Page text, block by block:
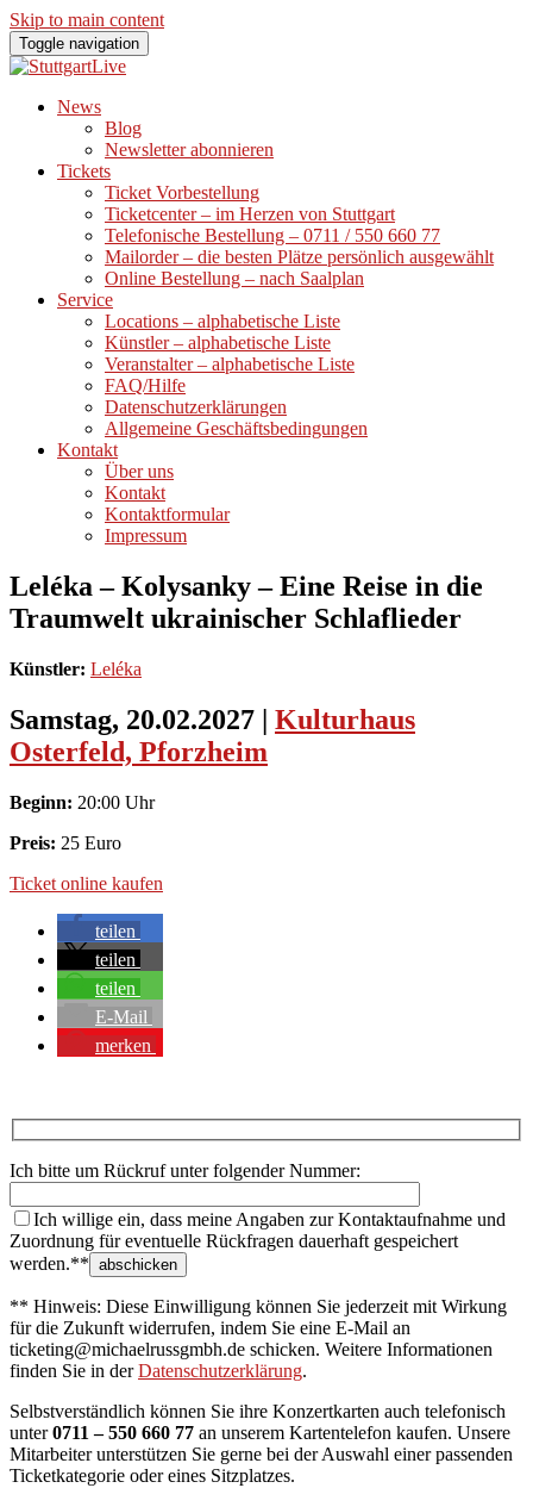
Skip to main content
Toggle navigation
News
Blog
Newsletter abonnieren
Tickets
Ticket Vorbestellung
Ticketcenter – im Herzen von Stuttgart
Telefonische Bestellung – 0711 / 550 660 77
Mailorder – die besten Plätze persönlich ausgewählt
Online Bestellung – nach Saalplan
Service
Locations – alphabetische Liste
Künstler – alphabetische Liste
Veranstalter – alphabetische Liste
FAQ/Hilfe
Datenschutzerklärungen
Allgemeine Geschäftsbedingungen
Kontakt
Über uns
Kontakt
Kontaktformular
Impressum
Leléka – Kolysanky – Eine Reise in die
Traumwelt ukrainischer Schlaflieder
Künstler: Leléka
Samstag, 20.02.2027 | Kulturhaus
Osterfeld, Pforzheim
Beginn: 20:00 Uhr
Preis: 25 Euro
Ticket online kaufen
teilen
teilen
teilen
E-Mail
merken
Ich bitte um Rückruf unter folgender Nummer:
Ich willige ein, dass meine Angaben zur Kontaktaufnahme und
Zuordnung für eventuelle Rückfragen dauerhaft gespeichert
werden.**
** Hinweis: Diese Einwilligung können Sie jederzeit mit Wirkung
für die Zukunft widerrufen, indem Sie eine E-Mail an
ticketing@michaelrussgmbh.de schicken. Weitere Informationen
finden Sie in derDatenschutzerklärung.
Selbstverständlich können Sie ihre Konzertkarten auch telefonisch
unter0711 – 550 660 77 an unserem Kartentelefon kaufen. Unsere
Mitarbeiter unterstützen Sie gerne bei der Auswahl einer passenden
Ticketkategorie oder eines Sitzplatzes.